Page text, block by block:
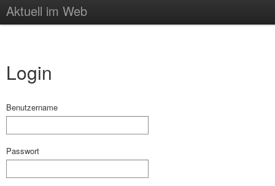
Aktuell im Web
Login
Benutzername
Passwort